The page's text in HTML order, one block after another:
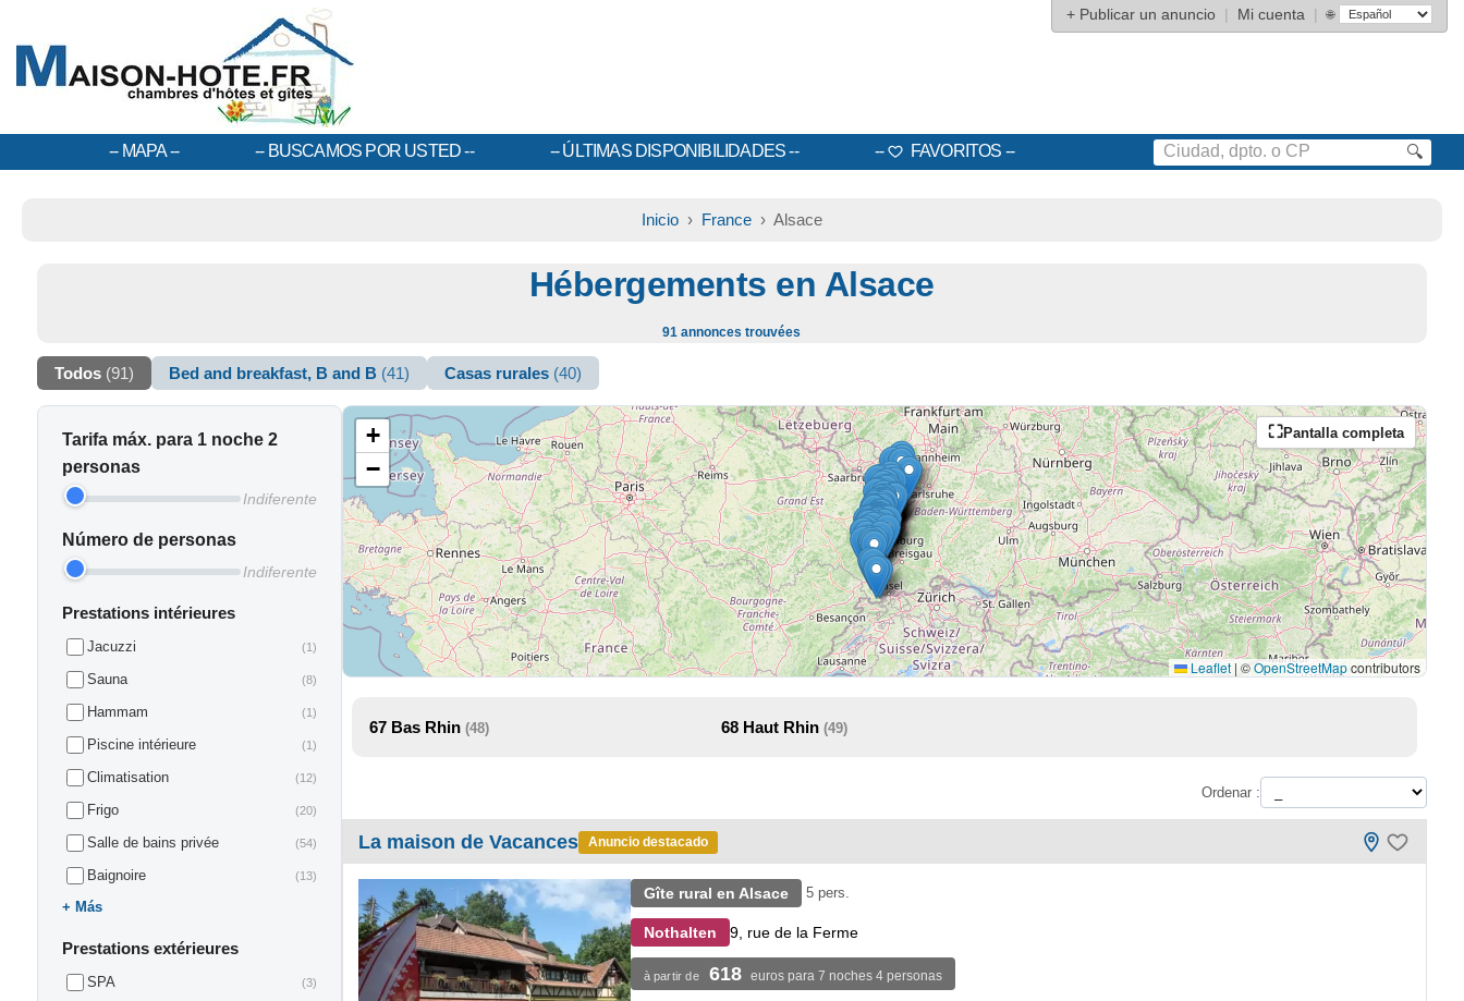
+ Publicar un anuncio | Mi cuenta | 🌐
MAPA BUSCAMOS POR USTED ÚLTIMAS DISPONIBILIDADES FAVORITOS 🔍
Inicio› France› Alsace
Hébergements en Alsace
91 annonces trouvées
Todos (91) Bed and breakfast, B and B (41) Casas rurales (40)
Tarifa máx. para 1 noche 2
personas
Indiferente
Número de personas
Indiferente
Prestations intérieures
Jacuzzi (1)
Sauna (8)
Hammam (1)
Piscine intérieure (1)
Climatisation (12)
Frigo (20)
Salle de bains privée (54)
Baignoire (13)
Más
Prestations extérieures
SPA (3)
Pantalla completa
+
−
Leaflet | ©OpenStreetMapcontributors
67 Bas Rhin (48) 68 Haut Rhin(49)
Ordenar :
La maison de Vacances Anuncio destacado
Gîte rural en Alsace 5 pers.
Nothalten 9, rue de la Ferme
à partir de 618 euros para 7 noches 4 personas